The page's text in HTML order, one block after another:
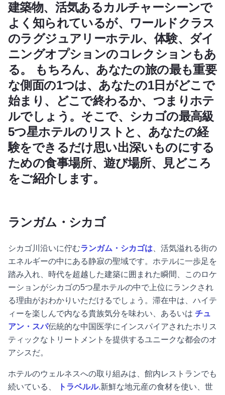
建築物、活気あるカルチャーシーンで
よく知られているが、ワールドクラス
のラグジュアリーホテル、体験、ダイ
ニングオプションのコレクションもあ
る。
もちろん、あなたの旅の最も重要
な側面の1つは、あなたの1日がどこで
始まり、どこで終わるか、つまりホテ
ルでしょう。そこで、シカゴの最高級
5つ星ホテルのリストと、あなたの経
験をできるだけ思い出深いものにする
ための食事場所、遊び場所、見どころ
をご紹介します。
ランガム・シカゴ
シカゴ川沿いに佇むランガム・シカゴは、活気溢れる街の
エネルギーの中にある静寂の聖域です。ホテルに一歩足を
踏み入れ、時代を超越した建築に囲まれた瞬間、このロケ
ーションがシカゴの5つ星ホテルの中で上位にランクされ
る理由がおわかりいただけるでしょう。滞在中は、ハイテ
ィーを楽しんで内なる貴族気分を味わい、あるいは チュ
アン・スパ伝統的な中国医学にインスパイアされたホリス
ティックなトリートメントを提供するユニークな都会のオ
アシスだ。
ホテルのウェルネスへの取り組みは、館内レストランでも
続いている、
トラベルル.新鮮な地元産の食材を使い、世